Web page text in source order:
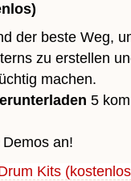
der beste Weg,
zu erstellen
machen.
5
an!
Kits